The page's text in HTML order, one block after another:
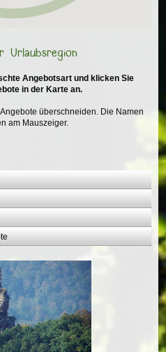
Urlaubsregion
Angebotsart und klicken Sie
in der Karte an.
überschneiden. Die Namen
am Mauszeiger.